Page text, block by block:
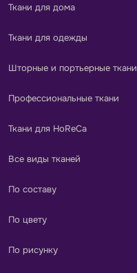
Ткани для дома
Ткани для одежды
Шторные и портьерные ткани
Профессиональные ткани
Ткани для HoReCa
Все виды тканей
По составу
По цвету
По рисунку